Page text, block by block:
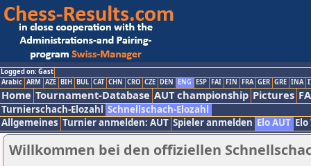
Logged on: Gast
Arabic ARM AZE BIH BUL CAT CHN CRO CZE DEN ENG ESP FAI FIN FRA GER GRE INA
Home Tournament-Database AUT championship Pictures
Turnierschach-Elozahl Schnellschach-Elozahl
Allgemeines Turnier anmelden: AUT Spieler anmelden Elo AUT
Willkommen bei den offiziellen